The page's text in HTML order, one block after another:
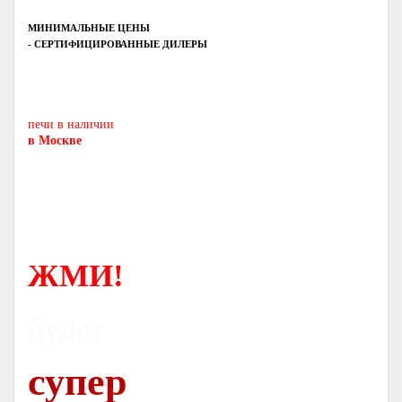
МИНИМАЛЬНЫЕ ЦЕНЫ
- СЕРТИФИЦИРОВАННЫЕ ДИЛЕРЫ
печи в наличии
в Москве
ЖМИ!
супер